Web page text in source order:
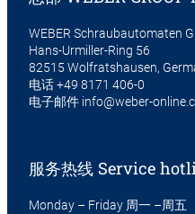
WEBER Schraubautomaten
Hans-Urmiller-Ring 56
82515 Wolfratshausen,
电话 +49 8171 406-0
电子邮件 info@weber-
服务热线 Service
Monday – Friday 周一 –周五